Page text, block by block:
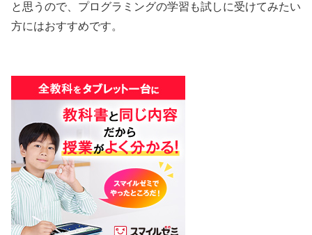
と思うので、プログラミングの学習も試しに受けてみたい
方にはおすすめです。